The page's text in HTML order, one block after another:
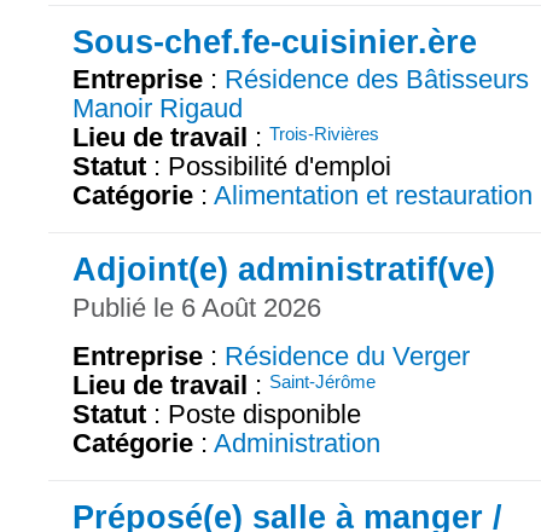
Sous-chef.fe-cuisinier.ère
Entreprise : Résidence des Bâtisseurs
Manoir Rigaud
Lieu de travail : Trois-Rivières
Statut : Possibilité d'emploi
Catégorie : Alimentation et restauration
Adjoint(e) administratif(ve)
Publié le 6 Août 2026
Entreprise : Résidence du Verger
Lieu de travail : Saint-Jérôme
Statut : Poste disponible
Catégorie : Administration
Préposé(e) salle à manger /